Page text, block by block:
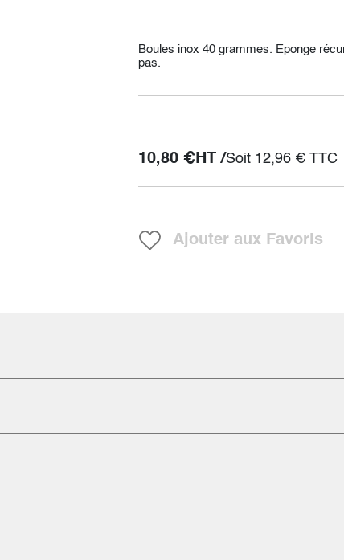
Boules inox 40 grammes. Eponge
pas.
10,80€ HT /Soit 12,96€TTC
Ajouter aux Favoris